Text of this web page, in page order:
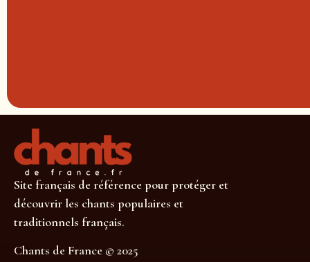
Site français de référence pour protéger et
découvrir les chants populaires et
traditionnels français.
Chants de France © 2025